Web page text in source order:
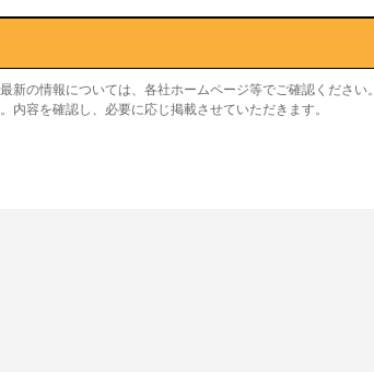
の情報については、各社ホームページ等でご確認ください。
容を確認し、必要に応じ掲載させていただきます。